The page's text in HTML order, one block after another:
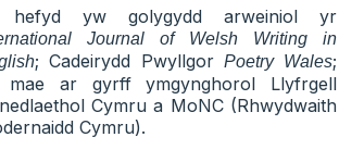
hefyd yw golygydd arweiniol yr
Journal of Welsh Writing in
; Cadeirydd PwyllgorPoetry Wales;
mae ar gyrff ymgynghorol Llyfrgell
Cymru a MoNC (Rhwydwaith
Cymru).